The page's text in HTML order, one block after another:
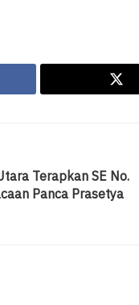
Terapkan SE No.
Panca Prasetya